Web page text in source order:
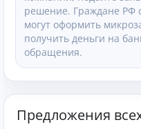
решение. Граждане РФ
могут оформить
получить деньги на
обращения.
Предложения